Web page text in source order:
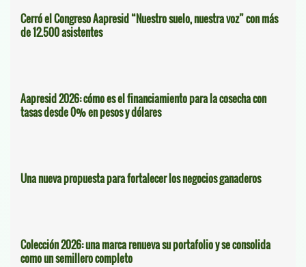
Cerró el Congreso Aapresid “Nuestro suelo, nuestra voz” con más
de 12.500 asistentes
Aapresid 2026: cómo es el financiamiento para la cosecha con
tasas desde 0% en pesos y dólares
Una nueva propuesta para fortalecer los negocios ganaderos
Colección 2026: una marca renueva su portafolio y se consolida
como un semillero completo